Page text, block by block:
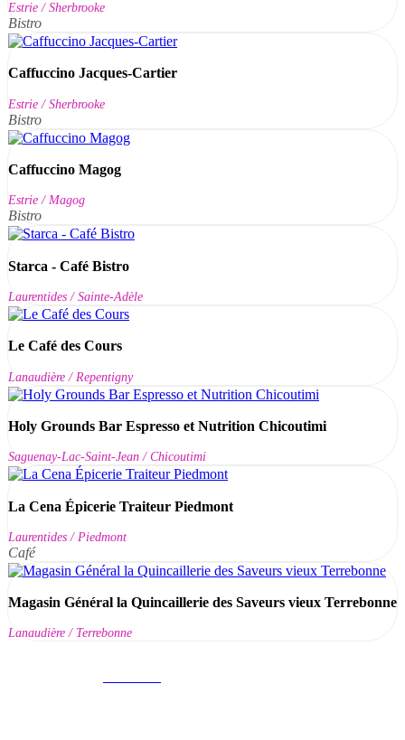
Estrie / Sherbrooke
Bistro
Caffuccino Jacques-Cartier
Estrie / Sherbrooke
Bistro
Caffuccino Magog
Estrie / Magog
Bistro
Starca - Café Bistro
Laurentides / Sainte-Adèle
Le Café des Cours
Lanaudière / Repentigny
Holy Grounds Bar Espresso et Nutrition Chicoutimi
Saguenay-Lac-Saint-Jean / Chicoutimi
La Cena Épicerie Traiteur Piedmont
Laurentides / Piedmont
Café
Magasin Général la Quincaillerie des Saveurs vieux Terrebonne
Lanaudière / Terrebonne